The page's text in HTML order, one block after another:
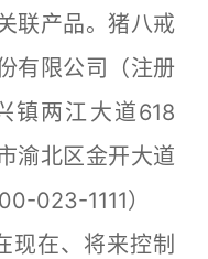
联产品。猪八戒
有限公司（注册
镇两江大道618
渝北区金开大道
023-1111）
在、将来控制